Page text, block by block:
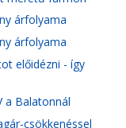
árfolyama
árfolyama
előidézni - így
a Balatonnál
csökkenéssel